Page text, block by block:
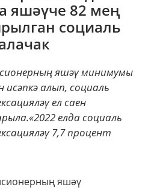
яшәүче 82 мең
социаль
яшәү минимумы
алып, социаль
ел саен
елда социаль
7,7 процент
яшәү